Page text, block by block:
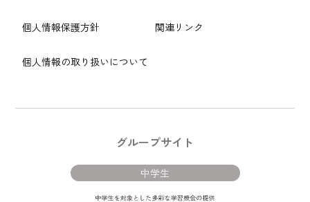
個人情報保護方針
個人情報の取り扱いについて
関連リンク
グループサイト
中学生